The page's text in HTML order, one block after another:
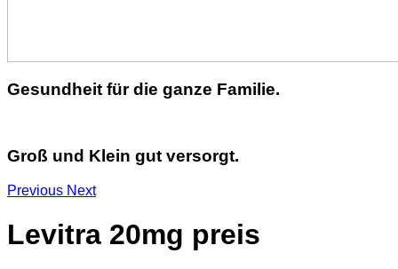
Gesundheit für die ganze Familie.
Groß und Klein gut versorgt.
Previous Next
Levitra 20mg preis